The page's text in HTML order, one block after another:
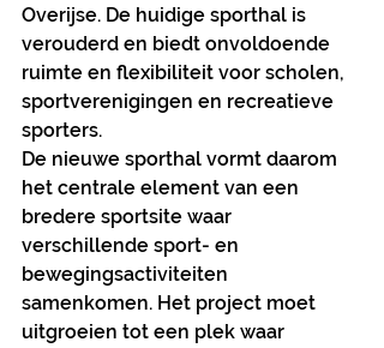
Overijse. De huidige sporthal is
verouderd en biedt onvoldoende
ruimte en flexibiliteit voor scholen,
sportverenigingen en recreatieve
sporters.
De nieuwe sporthal vormt daarom
het centrale element van een
bredere sportsite waar
verschillende sport- en
bewegingsactiviteiten
samenkomen. Het project moet
uitgroeien tot een plek waar